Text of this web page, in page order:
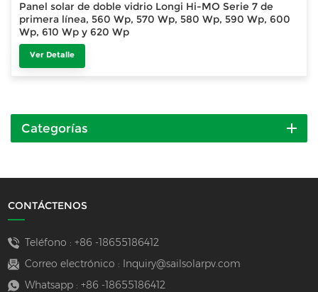
Panel solar de doble vidrio Longi Hi-MO Serie 7 de
primera línea, 560 Wp, 570 Wp, 580 Wp, 590 Wp, 600
Wp, 610 Wp y 620 Wp
Ver Detalle
Categorías
CONTÁCTENOS
Teléfono : +86 -18655186412
Correo electrónico :
Inquiry@sailsolarpv.com
Whatsapp : +86 -18655186412